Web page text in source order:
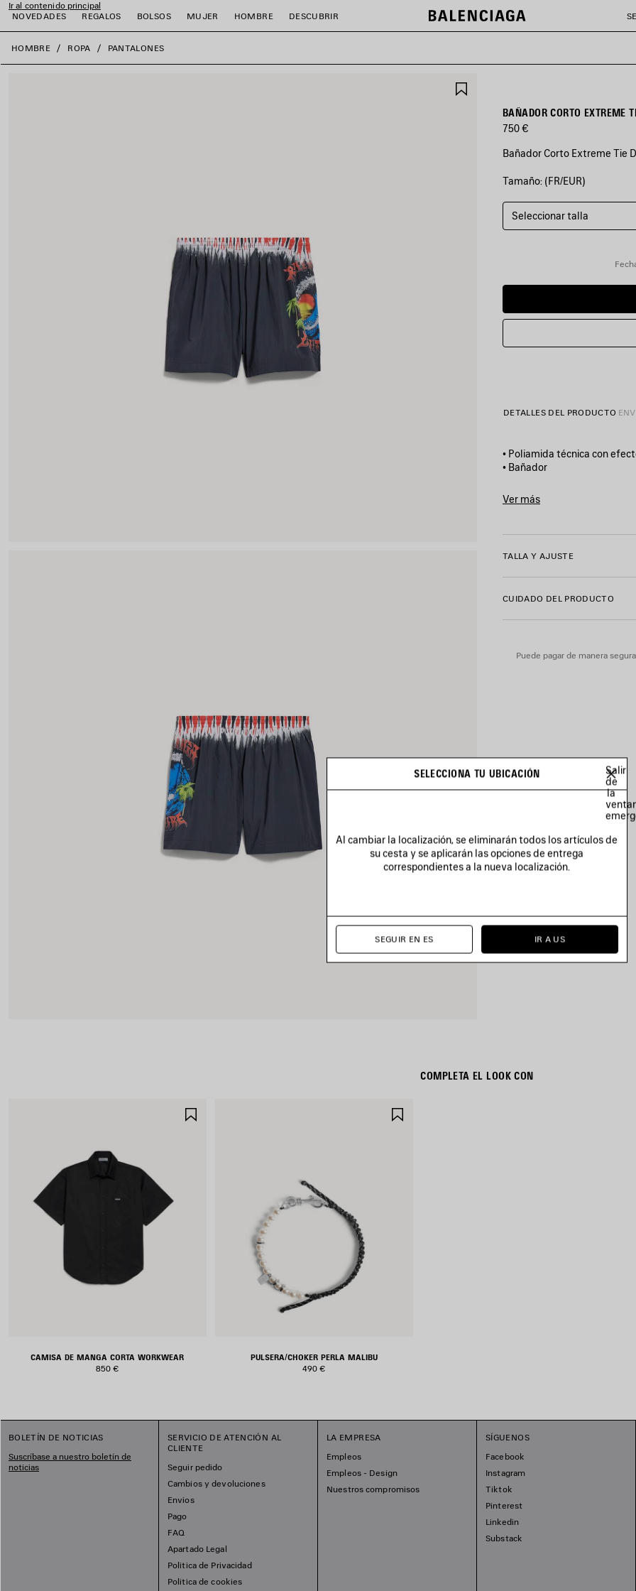
Ir al contenido principal
NOVEDADES
REGALOS BOLSOS MUJER HOMBRE DESCUBRIR
close the banner
HOMBRE ROPA PANTALONES
FAVORITOSBAÑADOR CORTO EXTREME
750 €
Bañador Corto Extreme Tie
COLORES
NEGRO
Negro
Tamaño: (FR/EUR)
Seleccionar talla
DETALLES DEL PRODUCTO
• Poliamida técnica con
• Bañador
• 2 bolsillos oblicuos
• Ilustración extreme tie dye
Forro: 100 % poliéster
Ver más
TALLA Y AJUSTE
CUIDADO DEL PRODUCTO
Puede pagar de manera
COMPLETA EL LOOK CON
CAMISA DE MANGA CORTA WORKWEAR
850 €
PULSERA/CHOKER PERLA MALIBU
490 €
BOLETÍN DE NOTICIAS
Suscríbase a nuestro boletín de
noticias
SERVICIO DE ATENCIÓN AL
CLIENTE
Seguir pedido
Cambios y devoluciones
Envios
Pago
FAQ
Apartado Legal
Politica de Privacidad
Politica de cookies
LA EMPRESA
Empleos
Empleos - Design
Nuestros compromisos
SÍGUENOS
Facebook
Instagram
Tiktok
Pinterest
Linkedin
Substack
SELECCIONA TU UBICACIÓN
Salir
de
la
Al cambiar la localización, se eliminarán todos los artículos de
su cesta y se aplicarán las opciones de entrega
correspondientes a la nueva localización.
SEGUIR EN ES IR A US